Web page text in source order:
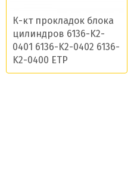
К-кт прокладок блока
цилиндров 6136-K2-
0401 6136-K2-0402 6136-
K2-0400 ETP